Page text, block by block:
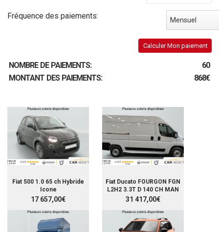
Fréquence des paiements: Mensuel
Calculer Mon paiement
NOMBRE DE PAIEMENTS:
60
MONTANT DES PAIEMENTS:
868€
Fiat 500 1.0 65 ch Hybride
Icone
17 657,00€
Fiat Ducato FOURGON FGN
L2H2 3.3T D 140 CH MAN
31 417,00€